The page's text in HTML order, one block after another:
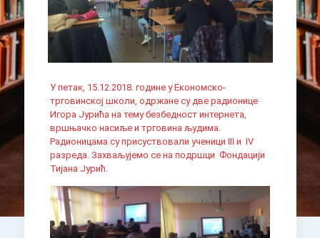
У петак, 15.12.2018. године у Економско-
трговинској школи, одржане су две радионице
Игора Јурића на тему безбедност интернета,
вршњачко насиље и трговина људима.
Радионицама су присуствовали ученици III и IV
разреда. Захваљујемо се на подршци Фондацији
Тијана Јурић.